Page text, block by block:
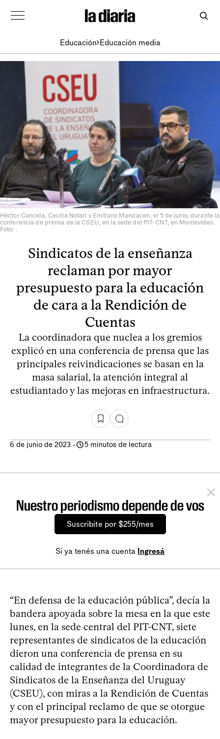
Educación Educación media
Héctor Cancela, Cecilia Notari y Emiliano Mandacen, el 5 de junio, durante la
conferencia de prensa de la CSEU, en la sede del PIT-CNT, en Montevideo.
Foto: .
Sindicatos de la enseñanza
reclaman por mayor
presupuesto para la educación
de cara a la Rendición de
Cuentas
La coordinadora que nuclea a los gremios
explicó en una conferencia de prensa que las
principales reivindicaciones se basan en la
masa salarial, la atención integral al
estudiantado y las mejoras en infraestructura.
6 de junio de 2023 - 5 minutos de lectura
Nuestro periodismo depende de vos
Suscribite por $255/mes
Si ya tenés una cuenta Ingresá
“En defensa de la educación pública”, decía la
bandera apoyada sobre la mesa en la que este
lunes, en la sede central del PIT-CNT, siete
representantes de sindicatos de la educación
dieron una conferencia de prensa en su
calidad de integrantes de la Coordinadora de
Sindicatos de la Enseñanza del Uruguay
(CSEU), con miras a la Rendición de Cuentas
y con el principal reclamo de que se otorgue
mayor presupuesto para la educación.